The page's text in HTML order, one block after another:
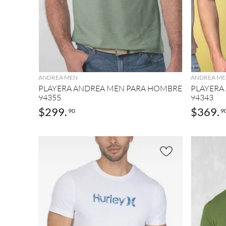
AGREGAR
ANDREA MEN
PLAYERA ANDREA MEN PARA HOMBRE
94355
$299. 90
ANDREA
94343
$369.